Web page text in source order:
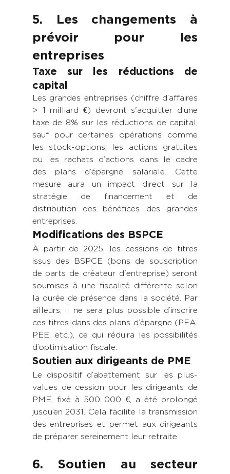
5. Les changements à
prévoir pour les
entreprises
Taxe sur les réductions de
capital
Les grandes entreprises (chiffre d’affaires
> 1 milliard €) devront s'acquitter d’une
taxe de 8% sur les réductions de capital,
sauf pour certaines opérations comme
les stock-options, les actions gratuites
ou les rachats d’actions dans le cadre
des plans d’épargne salariale. Cette
mesure aura un impact direct sur la
stratégie de financement et de
distribution des bénéfices des grandes
entreprises.
Modifications des BSPCE
À partir de 2025, les cessions de titres
issus des BSPCE (bons de souscription
de parts de créateur d'entreprise) seront
soumises à une fiscalité différente selon
la durée de présence dans la société. Par
ailleurs, il ne sera plus possible d’inscrire
ces titres dans des plans d’épargne (PEA,
PEE, etc.), ce qui réduira les possibilités
d’optimisation fiscale.
Soutien aux dirigeants de PME
Le dispositif d’abattement sur les plus-
values de cession pour les dirigeants de
PME, fixé à 500 000 €, a été prolongé
jusqu’en 2031. Cela facilite la transmission
des entreprises et permet aux dirigeants
de préparer sereinement leur retraite.
6. Soutien au secteur